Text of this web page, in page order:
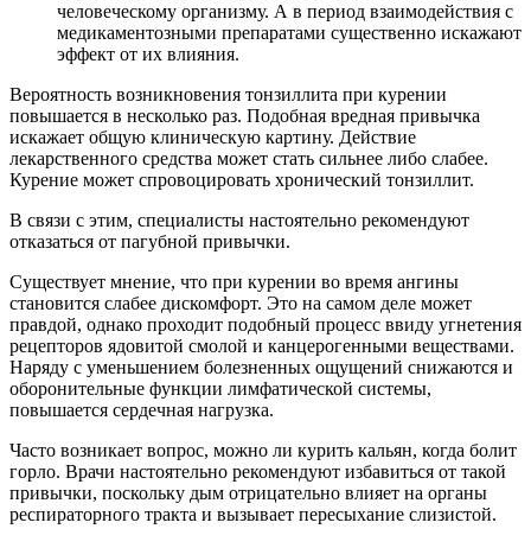
человеческому организму. А в период взаимодействия с
медикаментозными препаратами существенно искажают
эффект от их влияния.
Вероятность возникновения тонзиллита при курении
повышается в несколько раз. Подобная вредная привычка
искажает общую клиническую картину. Действие
лекарственного средства может стать сильнее либо слабее.
Курение может спровоцировать хронический тонзиллит.
В связи с этим, специалисты настоятельно рекомендуют
отказаться от пагубной привычки.
Существует мнение, что при курении во время ангины
становится слабее дискомфорт. Это на самом деле может
правдой, однако проходит подобный процесс ввиду угнетения
рецепторов ядовитой смолой и канцерогенными веществами.
Наряду с уменьшением болезненных ощущений снижаются и
оборонительные функции лимфатической системы,
повышается сердечная нагрузка.
Часто возникает вопрос, можно ли курить кальян, когда болит
горло. Врачи настоятельно рекомендуют избавиться от такой
привычки, поскольку дым отрицательно влияет на органы
респираторного тракта и вызывает пересыхание слизистой.